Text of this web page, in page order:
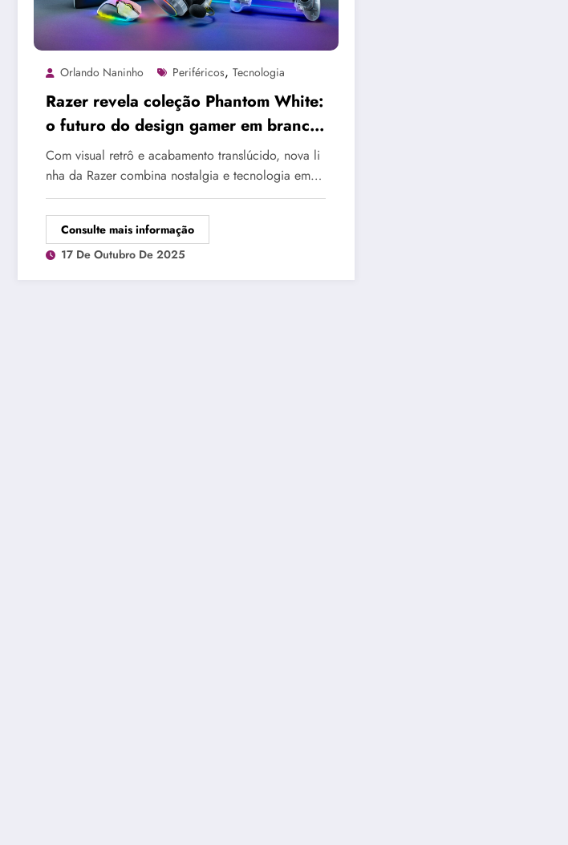
Orlando Naninho Periféricos, Tecnologia
Razer revela coleção Phantom White:
o futuro do design gamer em branco
translúcido
Com visual retrô e acabamento translúcido, nova li
nha da Razer combina nostalgia e tecnologia em…
Consulte mais informação
17 De Outubro De 2025